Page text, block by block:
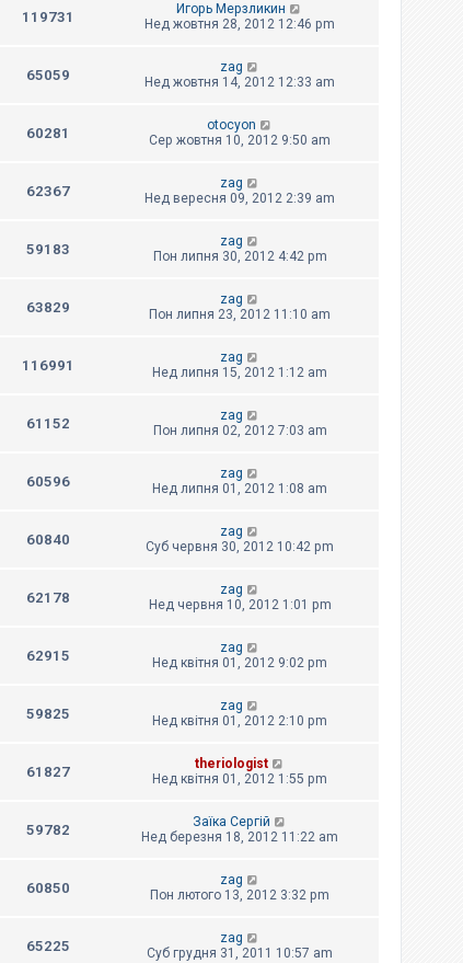
119731
Игорь Мерзликин
Нед жовтня 28, 2012 12:46 pm
65059
zag
Нед жовтня 14, 2012 12:33 am
60281
otocyon
Сер жовтня 10, 2012 9:50 am
62367
zag
Нед вересня 09, 2012 2:39 am
59183
zag
Пон липня 30, 2012 4:42 pm
63829
zag
Пон липня 23, 2012 11:10 am
116991
zag
Нед липня 15, 2012 1:12 am
61152
zag
Пон липня 02, 2012 7:03 am
60596
zag
Нед липня 01, 2012 1:08 am
60840
zag
Суб червня 30, 2012 10:42 pm
62178
zag
Нед червня 10, 2012 1:01 pm
62915
zag
Нед квітня 01, 2012 9:02 pm
59825
zag
Нед квітня 01, 2012 2:10 pm
61827
theriologist
Нед квітня 01, 2012 1:55 pm
59782
Заїка Сергій
Нед березня 18, 2012 11:22 am
60850
zag
Пон лютого 13, 2012 3:32 pm
65225
zag
Суб грудня 31, 2011 10:57 am